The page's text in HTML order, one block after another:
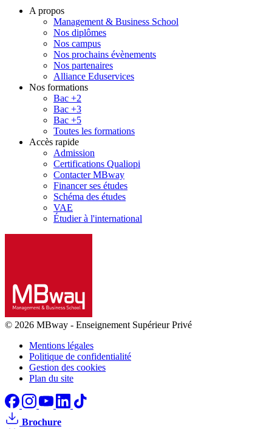
A propos
Management & Business School
Nos diplômes
Nos campus
Nos prochains évènements
Nos partenaires
Alliance Eduservices
Nos formations
Bac +2
Bac +3
Bac +5
Toutes les formations
Accès rapide
Admission
Certifications Qualiopi
Contacter MBway
Financer ses études
Schéma des études
VAE
Étudier à l'international
© 2026 MBway - Enseignement Supérieur Privé
Mentions légales
Politique de confidentialité
Gestion des cookies
Plan du site
Brochure